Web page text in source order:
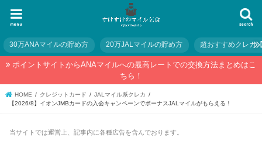
search
menu
30万ANAマイルの貯め方 20万JALマイルの貯め方 超おすすめクレカ
ポイントサイトからANAマイルへの最高レートでの交換方法まとめはこ
ちら！
HOME クレジットカード
JALマイル系クレカ
【2026/8】イオンJMBカードの入会キャンペーンでボーナスJALマイルがもらえる！
当サイトでは運営上、記事内に各種広告を含んでおります。